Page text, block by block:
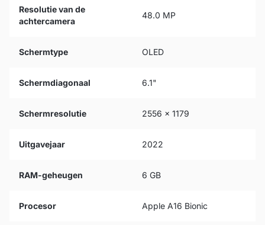
Resolutie van de
achtercamera
48.0 MP
Schermtype OLED
Schermdiagonaal 6.1"
Schermresolutie 2556 x 1179
Uitgavejaar 2022
RAM-geheugen 6 GB
Procesor Apple A16 Bionic